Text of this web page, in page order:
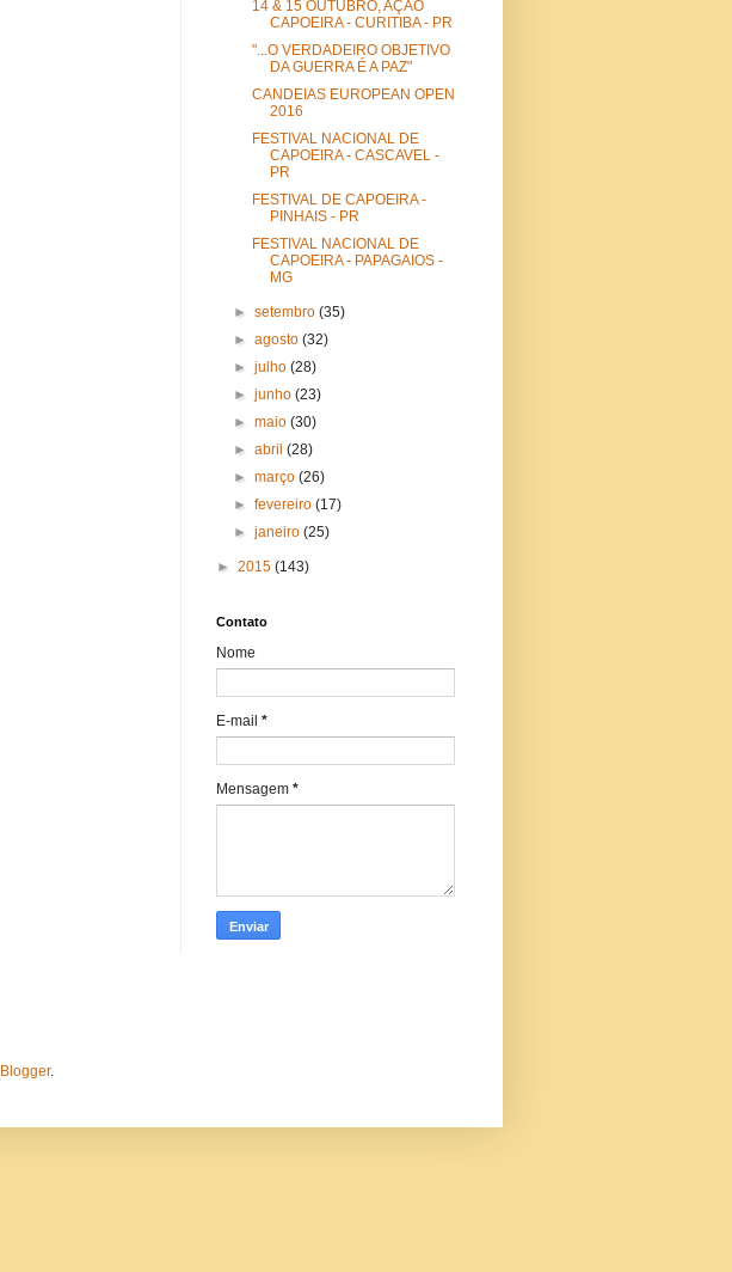
14 & 15 OUTUBRO, AÇÃO
CAPOEIRA - CURITIBA - PR
"...O VERDADEIRO OBJETIVO
DA GUERRA É A PAZ"
CANDEIAS EUROPEAN OPEN
2016
FESTIVAL NACIONAL DE
CAPOEIRA - CASCAVEL -
PR
FESTIVAL DE CAPOEIRA -
PINHAIS - PR
FESTIVAL NACIONAL DE
CAPOEIRA - PAPAGAIOS -
MG
►setembro(35)
►agosto(32)
►julho(28)
►junho(23)
►maio(30)
►abril(28)
►março(26)
►fevereiro(17)
►janeiro(25)
► 2015 (143)
Contato
Nome
E-mail *
Mensagem *
Blogger.